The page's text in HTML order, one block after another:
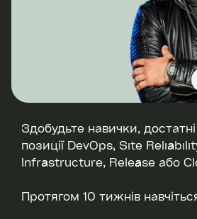
Здобудьте навички,
позиції DevOps, Site
Infrastructure, Release або
Протягом 10 тижнів